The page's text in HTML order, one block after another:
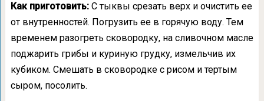
Как приготовить:С тыквы срезать верх и очистить ее
от внутренностей. Погрузить ее в горячую воду. Тем
временем разогреть сковородку, на сливочном масле
поджарить грибы и куриную грудку, измельчив их
кубиком. Смешать в сковородке с рисом и тертым
сыром, посолить.